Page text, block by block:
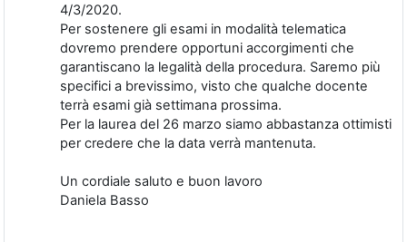
4/3/2020.
Per sostenere gli esami in modalità telematica
dovremo prendere opportuni accorgimenti che
garantiscano la legalità della procedura. Saremo più
specifici a brevissimo, visto che qualche docente
terrà esami già settimana prossima.
Per la laurea del 26 marzo siamo abbastanza ottimisti
per credere che la data verrà mantenuta.
Un cordiale saluto e buon lavoro
Daniela Basso